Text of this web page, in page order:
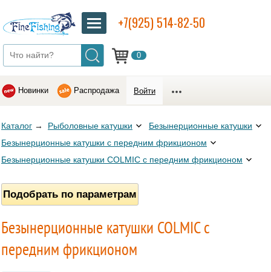
0
+7(925) 514-82-50
Новинки Распродажа Войти
Каталог → Рыболовные катушки
Безынерционные катушки
Безынерционные катушки с передним фрикционом
Безынерционные катушки COLMIC с передним фрикционом
Подобрать по параметрам
Безынерционные катушки COLMIC с
передним фрикционом